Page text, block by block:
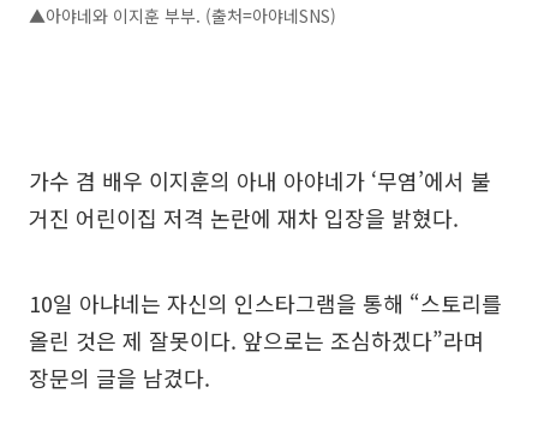
▲아야네와 이지훈 부부. (출처=아야네SNS)
가수 겸 배우 이지훈의 아내 아야네가 ‘무염’에서 불
거진 어린이집 저격 논란에 재차 입장을 밝혔다.
10일 아냐네는 자신의 인스타그램을 통해 “스토리를
올린 것은 제 잘못이다. 앞으로는 조심하겠다”라며
장문의 글을 남겼다.